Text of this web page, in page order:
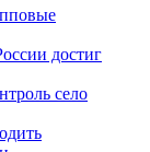
достиг
село